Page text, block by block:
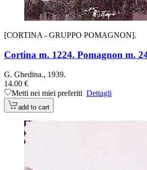
[CORTINA - GRUPPO POMAGNON].
Cortina m. 1224. Pomagnon m.
G. Ghedina., 1939.
14.00 €
Metti nei miei preferiti Dettagli
add to cart